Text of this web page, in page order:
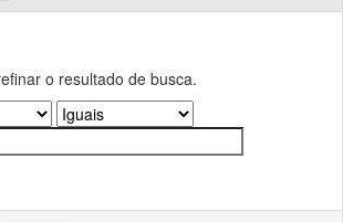
o resultado de busca.